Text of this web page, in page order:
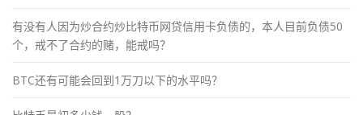
有没有人因为炒合约炒比特币网贷信用卡负债的，本人目前负债50
个，戒不了合约的赌，能戒吗？
BTC还有可能会回到1万刀以下的水平吗？